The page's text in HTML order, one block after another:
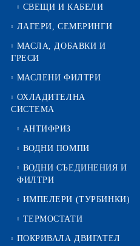
СВЕЩИ И КАБЕЛИ
ЛАГЕРИ, СЕМЕРИНГИ
МАСЛА, ДОБАВКИ И
ГРЕСИ
МАСЛЕНИ ФИЛТРИ
ОХЛАДИТЕЛНА
СИСТЕМА
АНТИФРИЗ
ВОДНИ ПОМПИ
ВОДНИ СЪЕДИНЕНИЯ И
ФИЛТРИ
ИМПЕЛЕРИ (ТУРБИНКИ)
ТЕРМОСТАТИ
ПОКРИВАЛА ДВИГАТЕЛ